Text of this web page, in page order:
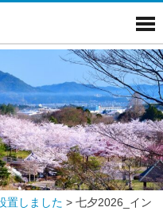
置しました > 七夕2026_イン